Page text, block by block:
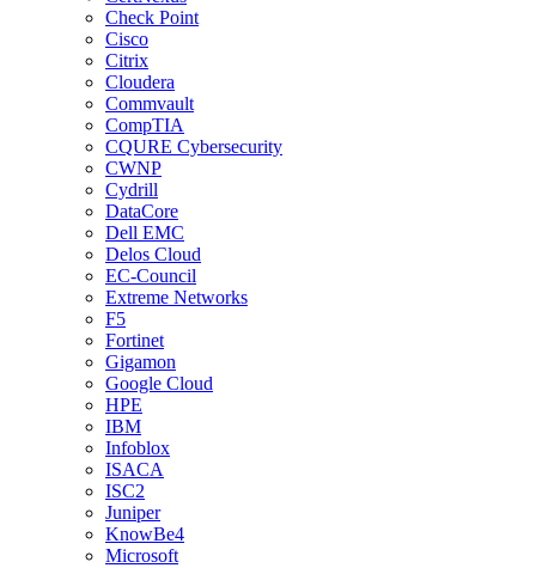
Check Point
Cisco
Citrix
Cloudera
Commvault
CompTIA
CQURE Cybersecurity
CWNP
Cydrill
DataCore
Dell EMC
Delos Cloud
EC-Council
Extreme Networks
F5
Fortinet
Gigamon
Google Cloud
HPE
IBM
Infoblox
ISACA
ISC2
Juniper
KnowBe4
Microsoft